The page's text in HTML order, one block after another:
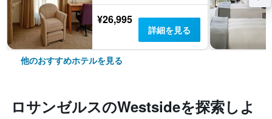
¥26,995
詳細を見る
他のおすすめホテルを見る
ロサンゼルス​のWestside​を探索しよ